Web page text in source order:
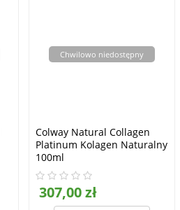
Chwilowo niedostępny
Colway Natural Collagen
Platinum Kolagen Naturalny
100ml
307,00 zł